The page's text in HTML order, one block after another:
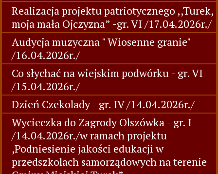
Realizacja projektu patriotycznego ,,Turek,
moja mała Ojczyzna” -gr. VI /17.04.2026r./
Audycja muzyczna " Wiosenne granie"
/16.04.2026r./
Co słychać na wiejskim podwórku - gr. VI
/15.04.2026r./
Dzień Czekolady - gr. IV /14.04.2026r./
Wycieczka do Zagrody Olszówka - gr. I
/14.04.2026r./w ramach projektu
,Podniesienie jakości edukacji w
przedszkolach samorządowych na terenie